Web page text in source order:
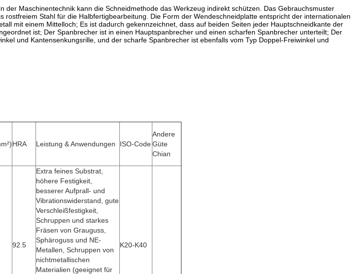
der Maschinentechnik kann die Schneidmethode das Werkzeug indirekt schützen. Das Gebrauchsmuster
rostfreiem Stahl für die Halbfertigbearbeitung. Die Form der Wendeschneidplatte entspricht der internationalen
mit einem Mittelloch; Es ist dadurch gekennzeichnet, dass auf beiden Seiten jeder Hauptschneidkante der
ist; Der Spanbrecher ist in einen Hauptspanbrecher und einen scharfen Spanbrecher unterteilt; Der
und Kantensenkungsrille, und der scharfe Spanbrecher ist ebenfalls vom Typ Doppel-Freiwinkel und
HRA Leistung & Anwendungen ISO-Code
Andere
Güte
Chian
92.5
Extra feines Substrat,
höhere Festigkeit,
besserer Aufprall- und
Vibrationswiderstand, gute
Verschleißfestigkeit,
Schruppen und starkes
Fräsen von Grauguss,
Sphäroguss und NE-
Metallen, Schruppen von
nichtmetallischen
Materialien (geeignet für
K20-K40